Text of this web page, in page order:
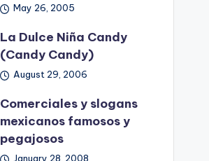
May 26, 2005
La Dulce Niña Candy
(Candy Candy)
August 29, 2006
Comerciales y slogans
mexicanos famosos y
pegajosos
January 28, 2008